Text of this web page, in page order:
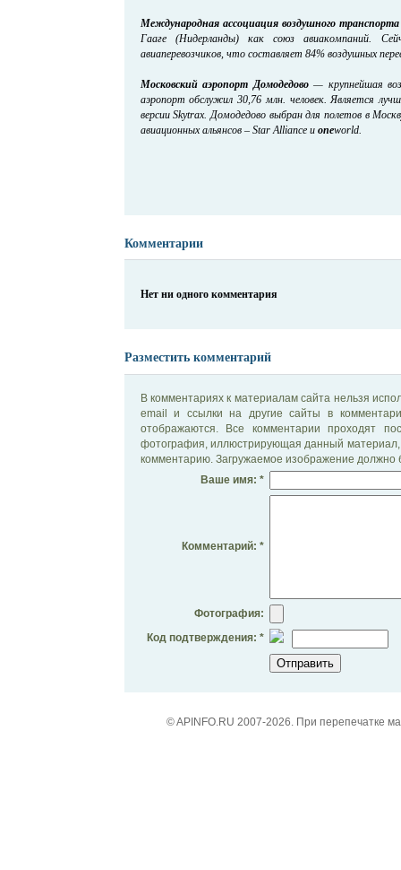
Международная ассоциация воздушного
Гааге (Нидерланды) как союз авиакомпаний.
авиаперевозчиков, что составляет 84% воздушных
Московский аэропорт Домодедово— крупнейшая
аэропорт обслужил 30,76 млн. человек. Является
версии Skytrax. Домодедово выбран для полетов в
авиационных альянсов – Star Alliance иoneworld.
Комментарии
Нет ни одного комментария
Разместить комментарий
В комментариях к материалам сайта нельзя
email и ссылки на другие сайты в
отображаются. Все комментарии проходят
фотография, иллюстрирующая данный материал,
комментарию. Загружаемое изображение должно
Ваше имя: *
Комментарий: *
Фотография:
Код подтверждения: *
© APINFO.RU 2007-2026. При перепечатке